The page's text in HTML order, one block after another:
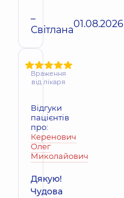
–
Світлана01.08.2026
Враження
від лікаря
Відгуки
пацієнтів
про:
Керенович
Олег
Миколайович
Дякую!
Чудова